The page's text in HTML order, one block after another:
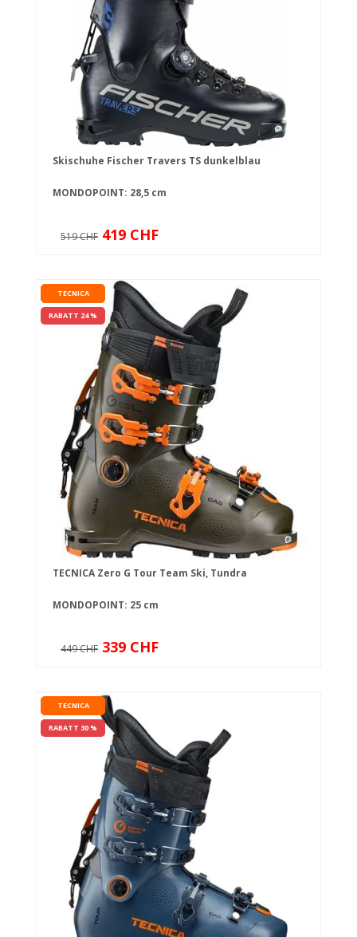
Skischuhe Fischer Travers TS dunkelblau
MONDOPOINT: 28,5 cm
519 CHF 419 CHF
TECNICA
RABATT 24 %
TECNICA Zero G Tour Team Ski, Tundra
MONDOPOINT: 25 cm
449 CHF 339 CHF
TECNICA
RABATT 30 %